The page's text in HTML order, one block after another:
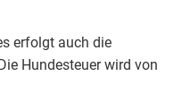
erfolgt auch die
Hundesteuer wird von